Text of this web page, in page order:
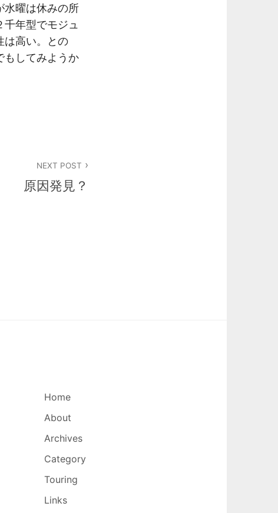
水曜は休みの所
年型でモジュ
は高い。との
もしてみようか
NEXT POST
原因発見？
Home
About
Archives
Category
Touring
Links